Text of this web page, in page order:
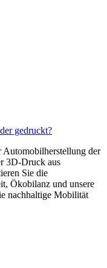
gedruckt?
Automobilherstellung der
3D-Druck aus
Sie die
Ökobilanz und unsere
nachhaltige Mobilität